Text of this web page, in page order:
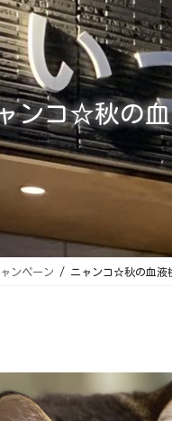
ンコ☆秋の血
ンペーン ニャンコ☆秋の血液